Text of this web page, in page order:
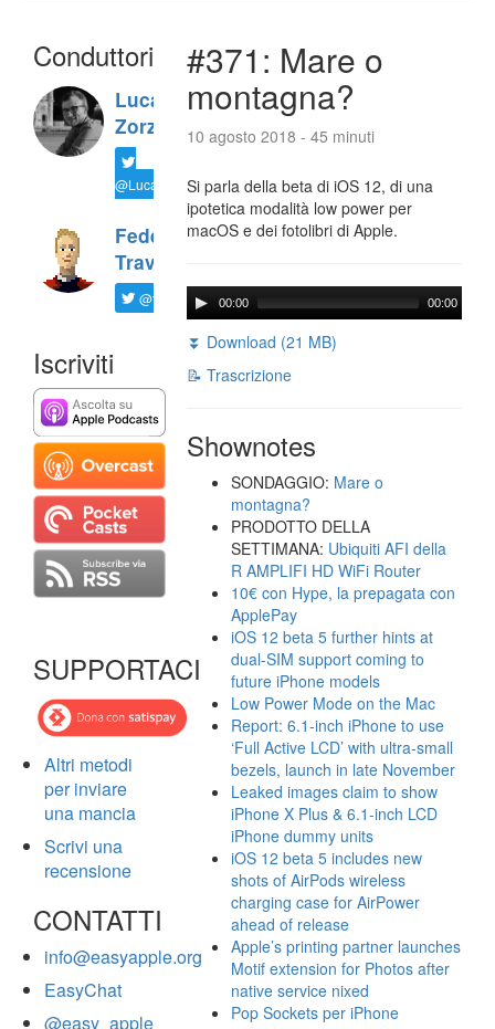
Conduttori
Luca
Zorzi
@LucaTNT
Federico
Travaini
@ftrava
Iscriviti
SUPPORTACI
Altri metodi
per inviare
una mancia
Scrivi una
recensione
CONTATTI
info@easyapple.org
EasyChat
@easy_apple
#371: Mare o
montagna?
10 agosto 2018 - 45 minuti
Si parla della beta di iOS 12, di una
ipotetica modalità low power per
macOS e dei fotolibri di Apple.
00:00 00:00
⏬ Download (21 MB)
📝 Trascrizione
Shownotes
SONDAGGIO: Mare o
montagna?
PRODOTTO DELLA
SETTIMANA: Ubiquiti AFI della
R AMPLIFI HD WiFi Router
10€ con Hype, la prepagata con
ApplePay
iOS 12 beta 5 further hints at
dual-SIM support coming to
future iPhone models
Low Power Mode on the Mac
Report: 6.1-inch iPhone to use
‘Full Active LCD’ with ultra-small
bezels, launch in late November
Leaked images claim to show
iPhone X Plus & 6.1-inch LCD
iPhone dummy units
iOS 12 beta 5 includes new
shots of AirPods wireless
charging case for AirPower
ahead of release
Apple’s printing partner launches
Motif extension for Photos after
native service nixed
Pop Sockets per iPhone